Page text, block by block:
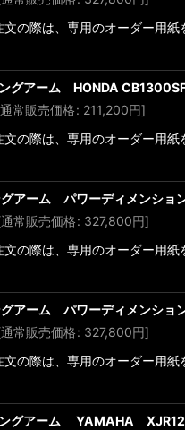
文の際は、専用のオーダー用
グアーム HONDA
通常販売価格: 211,200円]
の際は、専用のオーダー用
グアーム パワーディメンシ
[通常販売価格: 327,800円]
の際は、専用のオーダー用
グアーム パワーディメンシ
[通常販売価格: 327,800円]
の際は、専用のオーダー用
グアーム YAMAHA